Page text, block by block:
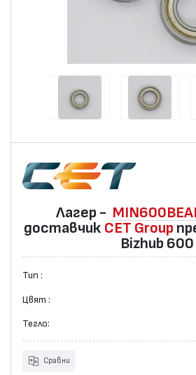
Лагер -
доставчик CET Group
Bizhub 600
Тип :
Цвят :
Тегло:
Сравни